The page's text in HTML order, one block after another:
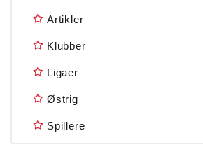
Artikler
Klubber
Ligaer
Østrig
Spillere